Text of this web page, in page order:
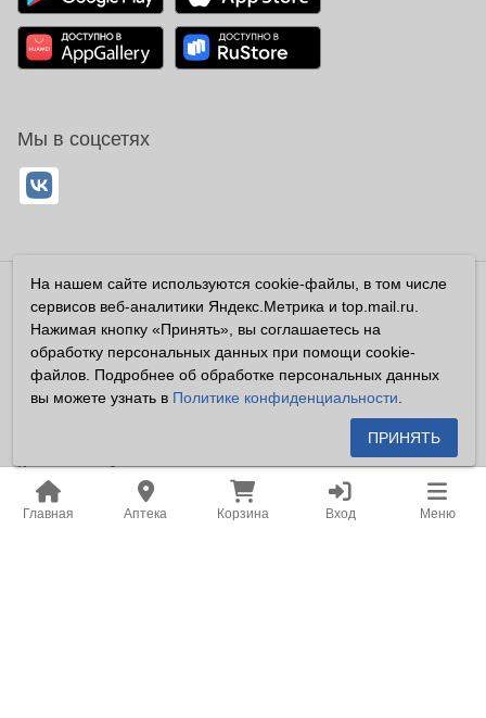
Главная Аптека Корзина Вход Меню
Мы в соцсетях
Владелец сайта ООО «Суперфарма» ОГРН 1032700302194
Все права защищены ©2026
Информация, размещенная на данном сайте имеет
справочный характер, и не должна восприниматься
посетителями сайта как публичная оферта, предусмотренная
Владелец сайта устанавливает запрет на цитирование,
копирование и размещение информации, размещенной на
настоящем сайте newapteka.ru, включая информацию о
На нашем сайте используются cookie-файлы, в том числе
сервисов веб-аналитики Яндекс.Метрика и top.mail.ru.
Нажимая кнопку «Принять», вы соглашаетесь на
обработку персональных данных при помощи cookie-
файлов. Подробнее об обработке персональных данных
вы можете узнать в Политике конфиденциальности
ПРИНЯТЬ